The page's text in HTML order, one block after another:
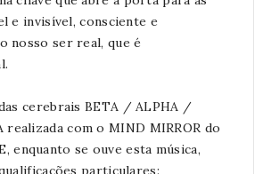
e invisível, consciente e
nosso ser real, que é
cerebrais BETA / ALPHA /
realizada com o MIND MIRROR do
enquanto se ouve esta música,
particulares: